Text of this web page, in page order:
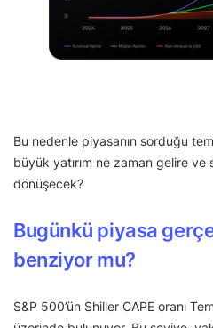
Bu nedenle piyasanın sorduğu
büyük yatırım ne zaman gelire ve
dönüşecek?
Bugünkü piyasa
benziyor mu?
S&P 500’ün Shiller CAPE oranı